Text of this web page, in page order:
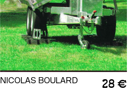
NICOLAS BOULARD 28 €